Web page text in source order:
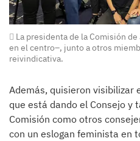
La presidenta de la Comisión
en el centro–, junto a otros
reivindicativa.
Además, quisieron visibilizar
que está dando el Consejo y
Comisión como otros
con un eslogan feminista en